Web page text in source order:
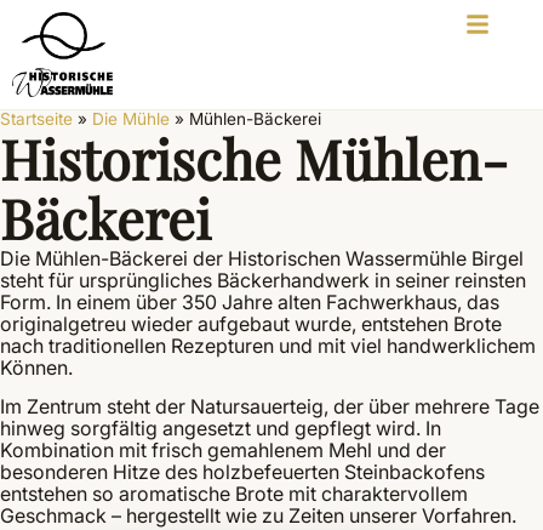
Startseite » Die Mühle » Mühlen-Bäckerei
Historische Mühlen-
Bäckerei
Die Mühlen-Bäckerei der Historischen Wassermühle Birgel
steht für ursprüngliches Bäckerhandwerk in seiner reinsten
Form. In einem über 350 Jahre alten Fachwerkhaus, das
originalgetreu wieder aufgebaut wurde, entstehen Brote
nach traditionellen Rezepturen und mit viel handwerklichem
Können.
Im Zentrum steht der Natursauerteig, der über mehrere Tage
hinweg sorgfältig angesetzt und gepflegt wird. In
Kombination mit frisch gemahlenem Mehl und der
besonderen Hitze des holzbefeuerten Steinbackofens
entstehen so aromatische Brote mit charaktervollem
Geschmack – hergestellt wie zu Zeiten unserer Vorfahren.